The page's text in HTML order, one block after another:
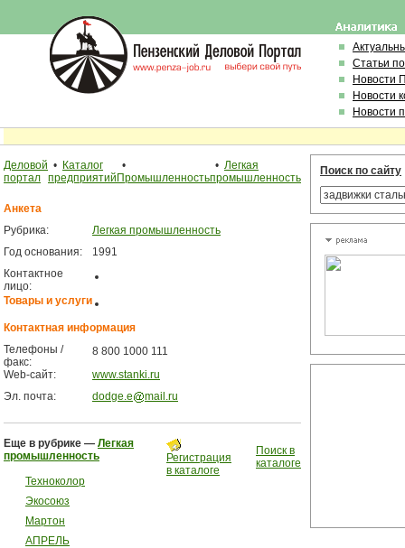
Статьи
Новости
Новости
Новости
Деловой
портал
• Каталог
предприятий
•
Промышленность
• Легкая
промышленность
Анкета
Рубрика:
Легкая промышленность
Год основания:
1991
Контактное
лицо:
Товары и услуги
Контактная информация
Телефоны /
факс:
8 800 1000 111
Web-сайт:
www.stanki.ru
Эл. почта:
dodge.e mail.ru
Еще в рубрике — Легкая
промышленность
Техноколор
Экосоюз
Мартон
АПРЕЛЬ
Регистрация
в каталоге
Поиск в
каталоге
Поиск по сайту